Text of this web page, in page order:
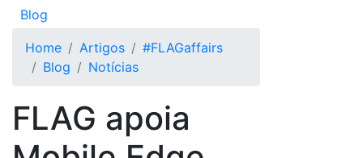
Blog
Home Artigos
#FLAGaffairs
Blog
Notícias
FLAG apoia